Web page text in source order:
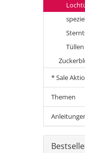
* Sale
Themen